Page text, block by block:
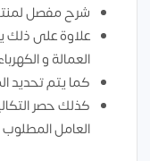
شرح مفصل
علاوة على ذلك
العمالة و
كما يتم تحديد
كذلك حصر
العامل